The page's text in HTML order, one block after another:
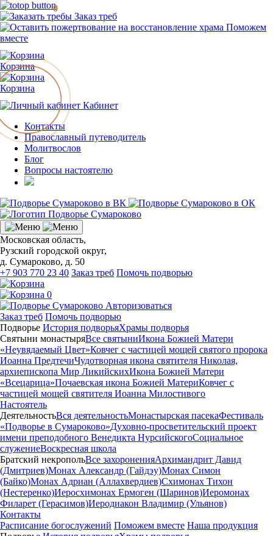
Заказ треб
Поможем
вместе
Корзина
Корзина
0
Кабинет
Контакты
Православный путеводитель
Молитвослов
Блог
Вопросы настоятелю
Московская область,
Рузский городской округ,
д. Сумароково, д. 50
+7 903 770 23 40 Заказ треб Помочь подворью
0
Авторизоваться
Заказ треб Помочь подворью
Подворье История подворьяХрамы подворья
Святыни монастыряВсе святыниИкона Божией Матери
«Неувядаемый Цвет»Ковчег с частицей мощей святого пророка
Иоанна ПредтечиЧудотворная икона святителя Николая,
архиепископа Мир ЛикийскихИкона Божией Матери
«Всецарица»Почаевская икона Божией МатериКовчег с
частицей мощей святителя Иоанна Милостивого
Настоятель
ДеятельностьВся деятельностьМонастырская пасекаФестиваль
«Подворье в Сумароково»Духовно-просветительский проект
имени преподобного Венедикта НурсийскогоСоциальное
служениеВоскресная школа
Братский некропольВсе захороненияАрхимандрит Давид
(Дмитриев)Монах Александр (Гайдэу)Монах Симон
(Байко)Монах Адриан (Аллахвердиев)Схимонах Тихон
(Нестеренко)Иеросхимонах Ермоген (Шаринов)Иеромонах
Филарет (Герасимов)Иеродиакон Владимир (Ульянов)
Контакты
Расписание богослужений Поможем вместе Наша продукция